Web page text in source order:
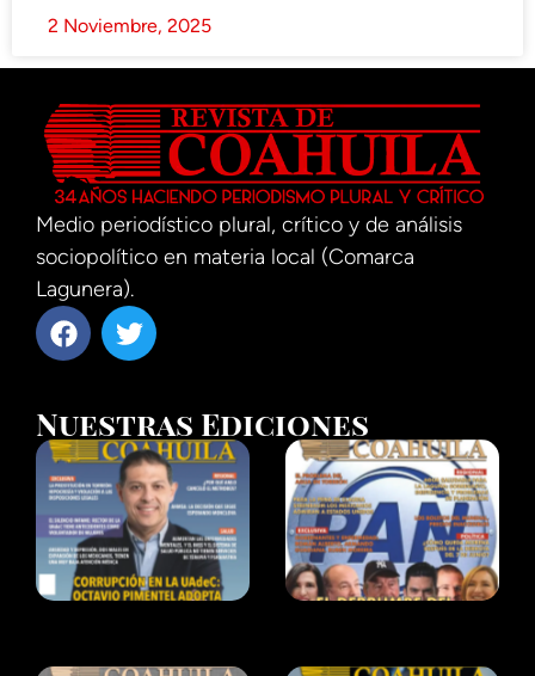
2 Noviembre, 2025
Medio periodístico plural, crítico y de análisis
sociopolítico en materia local (Comarca
Lagunera).
Nuestras Ediciones